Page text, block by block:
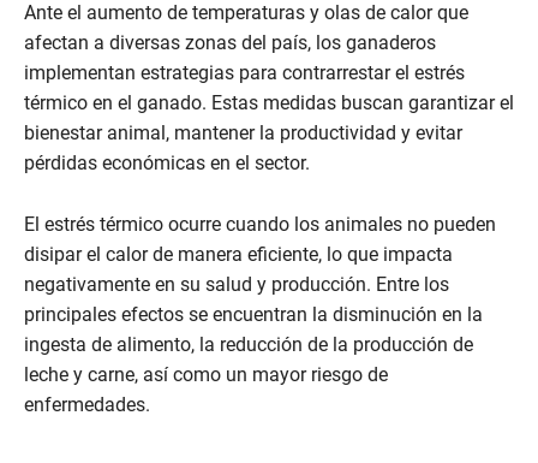
Ante el aumento de temperaturas y olas de calor que
afectan a diversas zonas del país, los ganaderos
implementan estrategias para contrarrestar el estrés
térmico en el ganado. Estas medidas buscan garantizar el
bienestar animal, mantener la productividad y evitar
pérdidas económicas en el sector.
El estrés térmico ocurre cuando los animales no pueden
disipar el calor de manera eficiente, lo que impacta
negativamente en su salud y producción. Entre los
principales efectos se encuentran la disminución en la
ingesta de alimento, la reducción de la producción de
leche y carne, así como un mayor riesgo de
enfermedades.